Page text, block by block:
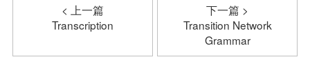
< 上一篇
Transcription
下一篇 >
Transition Network
Grammar